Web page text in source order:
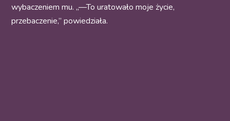
wybaczeniem mu. „—To uratowało moje życie,
przebaczenie,” powiedziała.